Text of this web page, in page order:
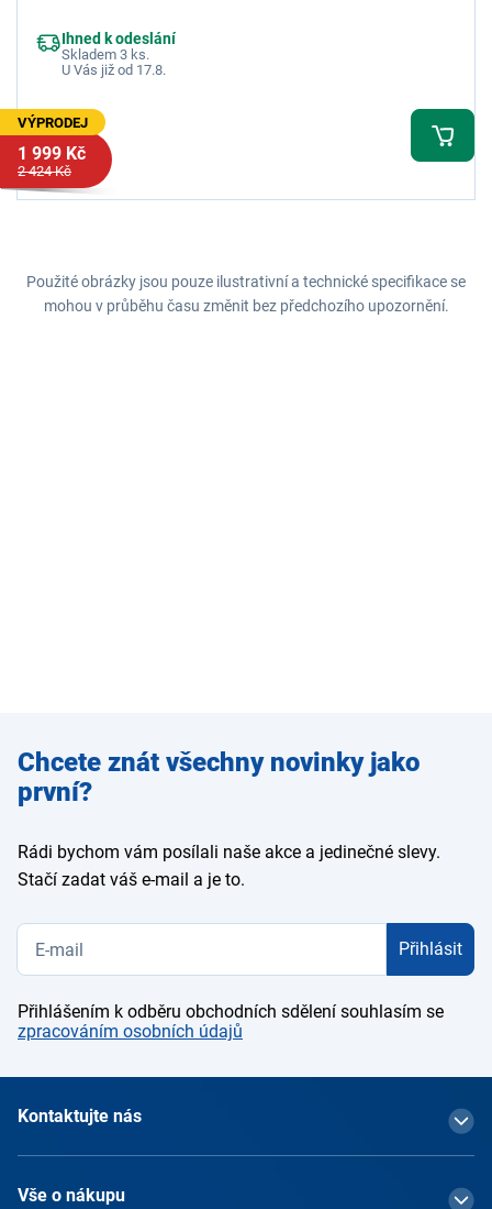
Ihned k odeslání
Skladem 3 ks.
U Vás již od 17.8.
VÝPRODEJ
1 999 Kč
2 424 Kč
Použité obrázky jsou pouze ilustrativní a technické specifikace se
mohou v průběhu času změnit bez předchozího upozornění.
Zadejte
e-mail
Chcete znát všechny novinky jako
první?
Rádi bychom vám posílali naše akce a jedinečné slevy.
Stačí zadat váš e-mail a je to.
Přihlásit
Přihlášením k odběru obchodních sdělení souhlasím se
zpracováním osobních údajů
Kontaktujte nás
Vše o nákupu